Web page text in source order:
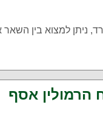
ניתן למצוא בין
הרמולין אסף